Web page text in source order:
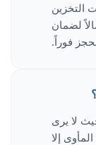
التخزين
لضمان
فوراً.
لا يرى
إلا